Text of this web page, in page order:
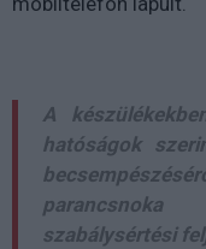
A
hatóságok
szabálysértési